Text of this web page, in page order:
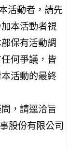
活動者，請先
本活動者視
保有活動調
何爭議，皆
活動的最終
，請逕洽旨
股份有限公司